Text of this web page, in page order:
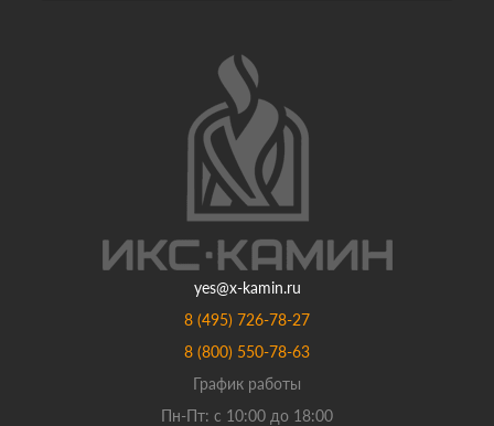
yes@x-kamin.ru
8 (495) 726-78-27
8 (800) 550-78-63
График работы
Пн-Пт: с 10:00 до 18:00